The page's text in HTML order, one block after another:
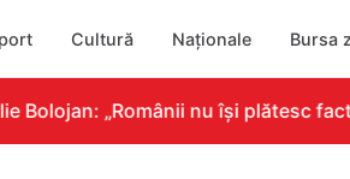
Cultură Naționale Bursa
Bolojan: „Românii nu își plătesc